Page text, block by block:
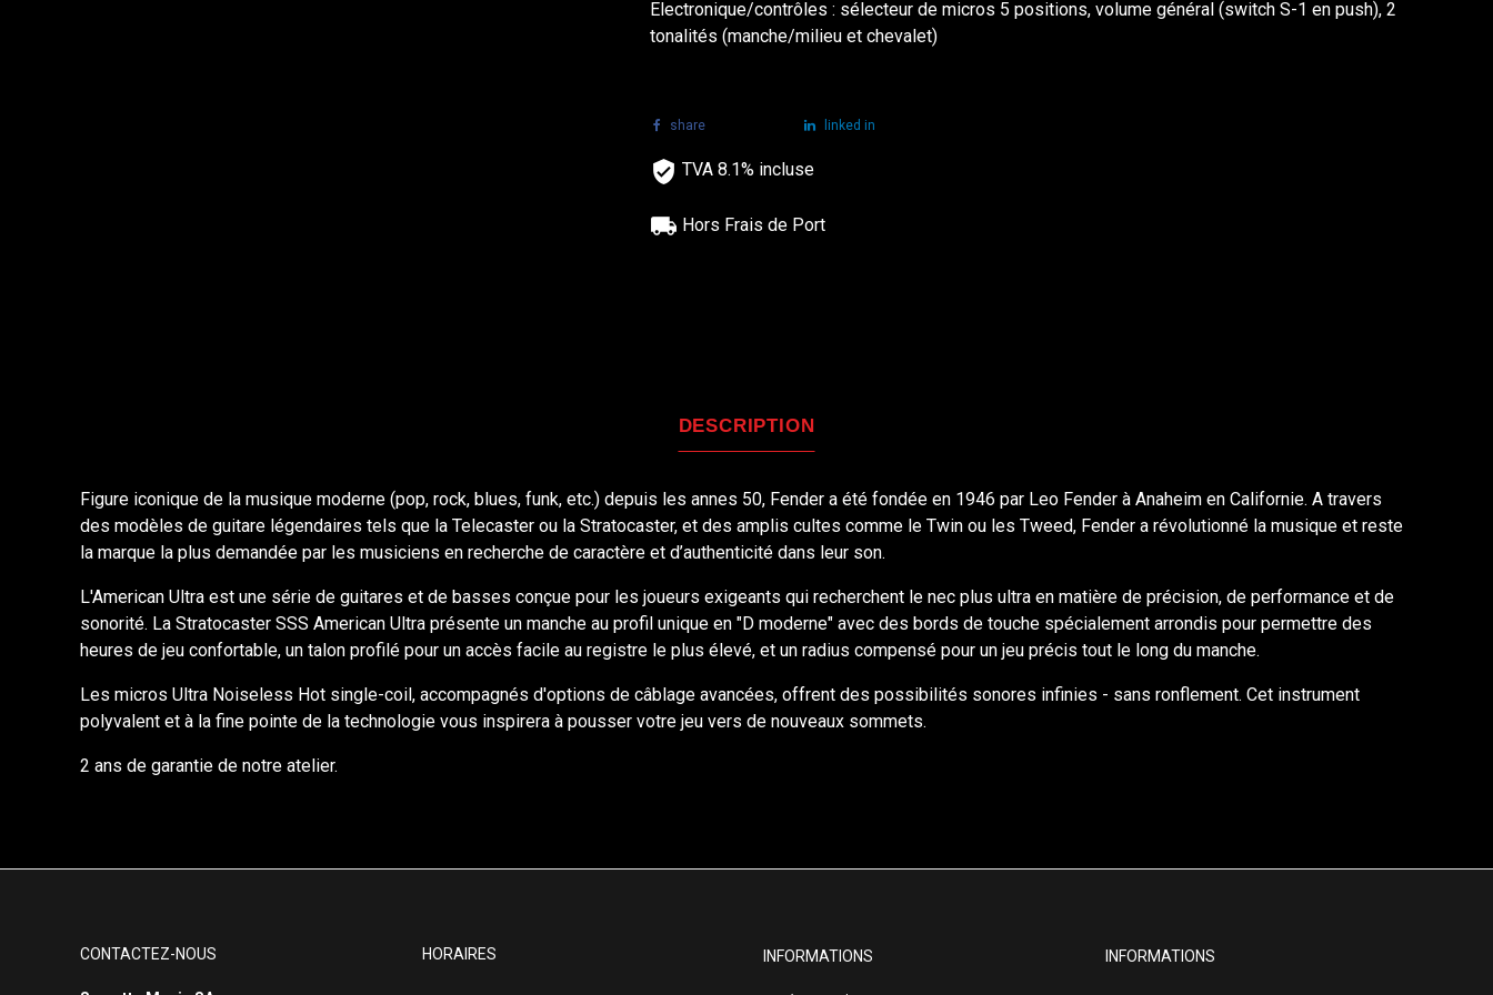
Electronique/contrôles : sélecteur de micros 5 positions, volume général (switch S-1 en push), 2
tonalités (manche/milieu et chevalet)
share linked in
TVA 8.1% incluse
Hors Frais de Port
DESCRIPTION
Figure iconique de la musique moderne (pop, rock, blues, funk, etc.) depuis les annes 50, Fender a été fondée en 1946 par Leo Fender à Anaheim en Californie. A travers
des modèles de guitare légendaires tels que la Telecaster ou la Stratocaster, et des amplis cultes comme le Twin ou les Tweed, Fender a révolutionné la musique et reste
la marque la plus demandée par les musiciens en recherche de caractère et d’authenticité dans leur son.
L'American Ultra est une série de guitares et de basses conçue pour les joueurs exigeants qui recherchent le nec plus ultra en matière de précision, de performance et de
sonorité. La Stratocaster SSS American Ultra présente un manche au profil unique en "D moderne" avec des bords de touche spécialement arrondis pour permettre des
heures de jeu confortable, un talon profilé pour un accès facile au registre le plus élevé, et un radius compensé pour un jeu précis tout le long du manche.
Les micros Ultra Noiseless Hot single-coil, accompagnés d'options de câblage avancées, offrent des possibilités sonores infinies - sans ronflement. Cet instrument
polyvalent et à la fine pointe de la technologie vous inspirera à pousser votre jeu vers de nouveaux sommets.
2 ans de garantie de notre atelier.
CONTACTEZ-NOUS HORAIRES INFORMATIONS INFORMATIONS